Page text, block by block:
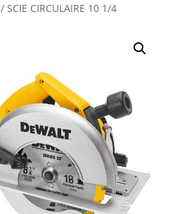
/ SCIE CIRCULAIRE 10 1/4